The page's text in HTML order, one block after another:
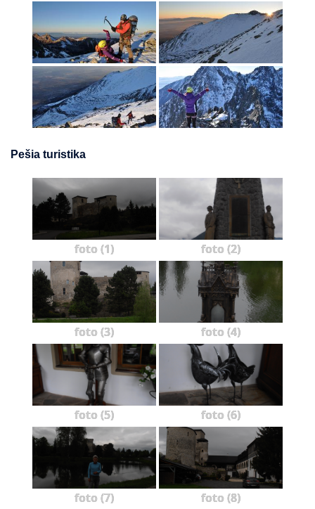
Pešia turistika
foto (1) foto (2)
foto (3) foto (4)
foto (5) foto (6)
foto (7) foto (8)